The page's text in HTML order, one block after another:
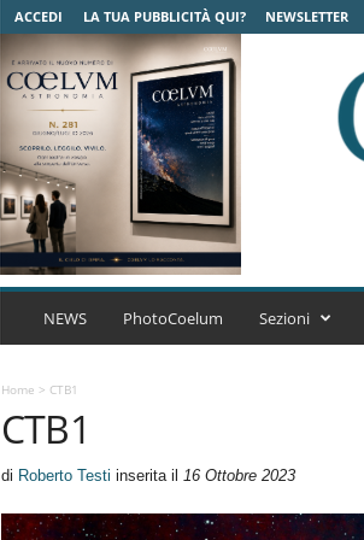
ACCEDI LA TUA PUBBLICITÀ QUI? NEWSLETTER
C
r
NEWS PhotoCoelum Sezioni
Home > CTB1
CTB1
di Roberto Testi inserita il 16 Ottobre 2023